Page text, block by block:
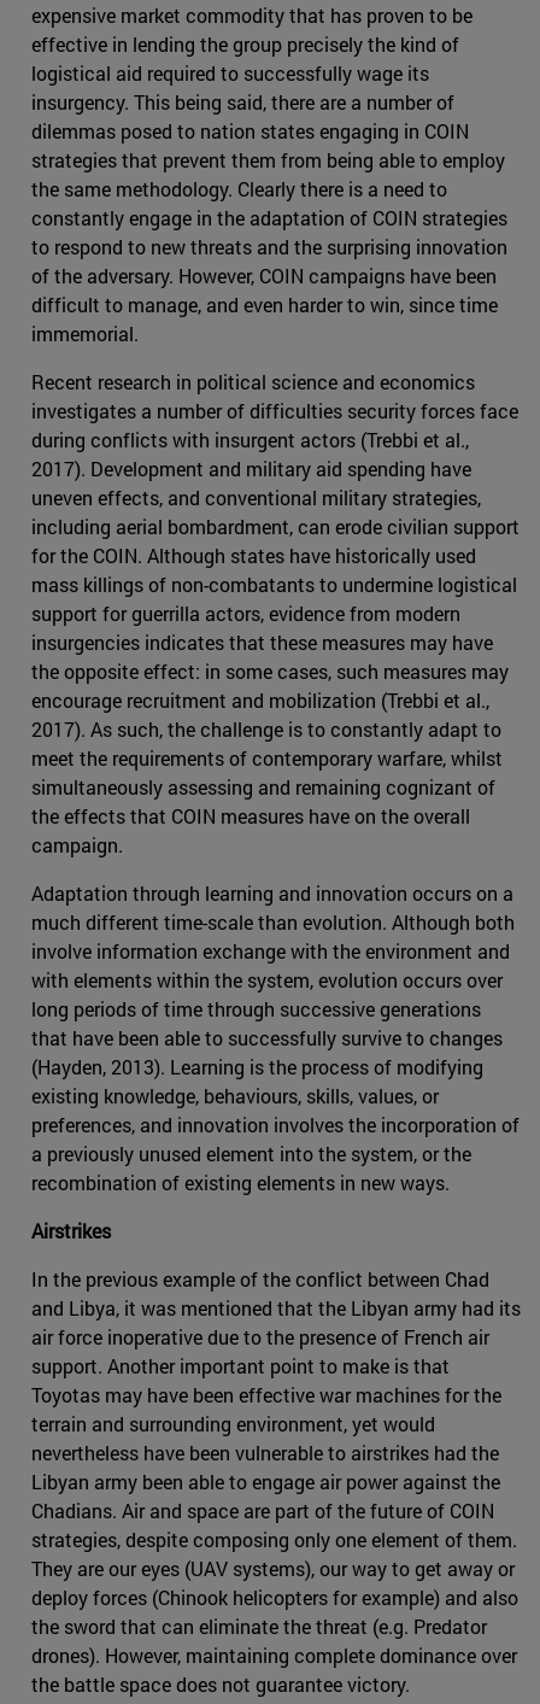
expensive market commodity that has proven to be
effective in lending the group precisely the kind of
logistical aid required to successfully wage its
insurgency. This being said, there are a number of
dilemmas posed to nation states engaging in COIN
strategies that prevent them from being able to employ
the same methodology. Clearly there is a need to
constantly engage in the adaptation of COIN strategies
to respond to new threats and the surprising innovation
of the adversary. However, COIN campaigns have been
difficult to manage, and even harder to win, since time
immemorial.
Recent research in political science and economics
investigates a number of difficulties security forces face
during conflicts with insurgent actors (Trebbi et al.,
2017). Development and military aid spending have
uneven effects, and conventional military strategies,
including aerial bombardment, can erode civilian support
for the COIN. Although states have historically used
mass killings of non-combatants to undermine logistical
support for guerrilla actors, evidence from modern
insurgencies indicates that these measures may have
the opposite effect: in some cases, such measures may
encourage recruitment and mobilization (Trebbi et al.,
2017). As such, the challenge is to constantly adapt to
meet the requirements of contemporary warfare, whilst
simultaneously assessing and remaining cognizant of
the effects that COIN measures have on the overall
campaign.
Adaptation through learning and innovation occurs on a
much different time-scale than evolution. Although both
involve information exchange with the environment and
with elements within the system, evolution occurs over
long periods of time through successive generations
that have been able to successfully survive to changes
(Hayden, 2013). Learning is the process of modifying
existing knowledge, behaviours, skills, values, or
preferences, and innovation involves the incorporation of
a previously unused element into the system, or the
recombination of existing elements in new ways.
Airstrikes
In the previous example of the conflict between Chad
and Libya, it was mentioned that the Libyan army had its
air force inoperative due to the presence of French air
support. Another important point to make is that
Toyotas may have been effective war machines for the
terrain and surrounding environment, yet would
nevertheless have been vulnerable to airstrikes had the
Libyan army been able to engage air power against the
Chadians. Air and space are part of the future of COIN
strategies, despite composing only one element of them.
They are our eyes (UAV systems), our way to get away or
deploy forces (Chinook helicopters for example) and also
the sword that can eliminate the threat (e.g. Predator
drones). However, maintaining complete dominance over
the battle space does not guarantee victory.